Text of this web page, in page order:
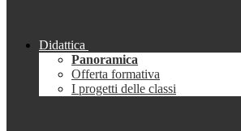
Didattica
Panoramica
Offerta formativa
I progetti delle classi